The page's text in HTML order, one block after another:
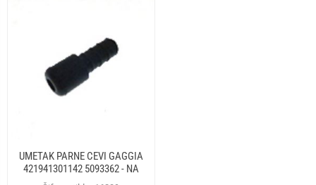
UMETAK PARNE CEVI GAGGIA
421941301142 5093362 - NA